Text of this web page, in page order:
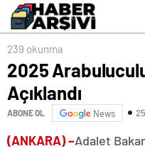
239 okunma
2025
Açıklandı
ABONE OL News
(ANKARA) –Adalet